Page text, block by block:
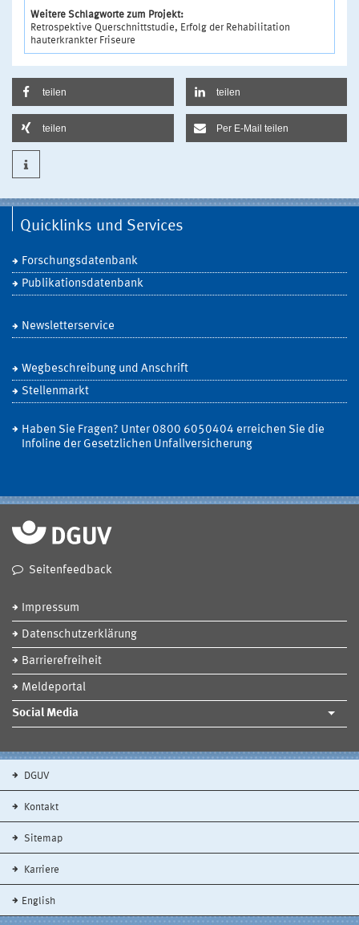
Weitere Schlagworte zum Projekt:
Retrospektive Querschnittstudie, Erfolg der Rehabilitation
hauterkrankter Friseure
teilen teilen
teilen Per E-Mail teilen
Quicklinks und Services
Forschungsdatenbank
Publikationsdatenbank
Newsletterservice
Wegbeschreibung und Anschrift
Stellenmarkt
Haben Sie Fragen? Unter 0800 6050404 erreichen Sie die
Infoline der Gesetzlichen Unfallversicherung
Seitenfeedback
Impressum
Datenschutzerklärung
Barrierefreiheit
Meldeportal
Social Media
DGUV
Kontakt
Sitemap
Karriere
English